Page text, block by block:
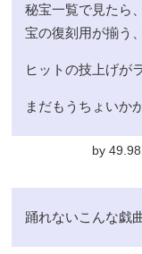
秘宝一覧で見たら
宝の復刻用が揃う、
ヒットの技上げが
まだもうちょいか
by
踊れないこんな戯